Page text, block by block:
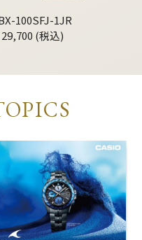
100SFJ-1JR
29,700 (税込)